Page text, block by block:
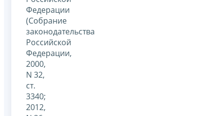
Федерации
(Собрание
законодательства
Российской
Федерации,
2000,
N 32,
ст.
3340;
2012,